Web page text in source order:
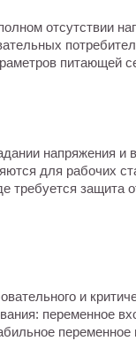
отсутствии
питающей
напряжения и
для рабочих
требуется защита
и
переменное